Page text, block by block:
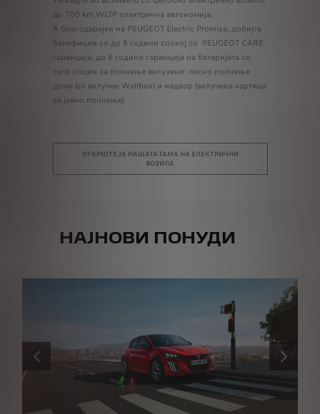
до 700 km WLTP електрична автономија.
А благодарејќи на PEUGEOT Electric Promise, добијте
бенефиции со до 8 години спокој со PEUGEOT CARE
гаранција, до 8 години гаранција на батеријата со
сите опции за полнење вклучени: лесно полнење
дома (со вклучен Wallbox) и надвор (вклучена картица
за јавно полнење).
ОТКРИЈТЕ ЈА НАШАТА ГАМА НА ЕЛЕКТРИЧНИ
ВОЗИЛА
НАЈНОВИ ПОНУДИ
PRÉCÉDENT